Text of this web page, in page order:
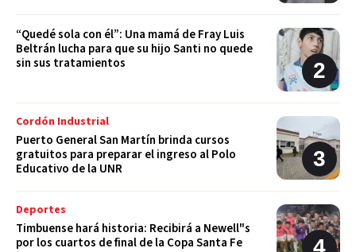
“Quedé sola con él”: Una mamá de Fray Luis
Beltrán lucha para que su hijo Santi no quede
sin sus tratamientos
Cordón Industrial
Puerto General San Martín brinda cursos
gratuitos para preparar el ingreso al Polo
Educativo de la UNR
Deportes
Timbuense hará historia: Recibirá a Newell"s
por los cuartos de final de la Copa Santa Fe